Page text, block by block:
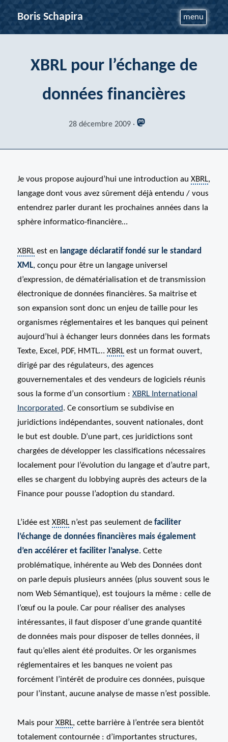
Boris Schapira menu
XBRL pour l’échange de
données financières
28 décembre 2009
Je vous propose aujourd’hui une introduction au XBRL,
langage dont vous avez sûrement déjà entendu / vous
entendrez parler durant les prochaines années dans la
sphère informatico-financière…
XBRLest en langage déclaratif fondé sur le standard
XML, conçu pour être un langage universel
d’expression, de dématérialisation et de transmission
électronique de données financières. Sa maitrise et
son expansion sont donc un enjeu de taille pour les
organismes réglementaires et les banques qui peinent
aujourd’hui à échanger leurs données dans les formats
Texte, Excel, PDF, HMTL… XBRLest un format ouvert,
dirigé par des régulateurs, des agences
gouvernementales et des vendeurs de logiciels réunis
sous la forme d’un consortium : XBRL International
Incorporated. Ce consortium se subdivise en
juridictions indépendantes, souvent nationales, dont
le but est double. D’une part, ces juridictions sont
chargées de développer les classifications nécessaires
localement pour l’évolution du langage et d’autre part,
elles se chargent du lobbying auprès des acteurs de la
Finance pour pousse l’adoption du standard.
L’idée est XBRLn’est pas seulement de faciliter
l’échange de données financières mais également
d’en accélérer et faciliter l’analyse. Cette
problématique, inhérente au Web des Données dont
on parle depuis plusieurs années (plus souvent sous le
nom Web Sémantique), est toujours la même : celle de
l’œuf ou la poule. Car pour réaliser des analyses
intéressantes, il faut disposer d’une grande quantité
de données mais pour disposer de telles données, il
faut qu’elles aient été produites. Or les organismes
réglementaires et les banques ne voient pas
forcément l’intérêt de produire ces données, puisque
pour l’instant, aucune analyse de masse n’est possible.
Mais pour XBRL, cette barrière à l’entrée sera bientôt
totalement contournée : d’importantes structures,